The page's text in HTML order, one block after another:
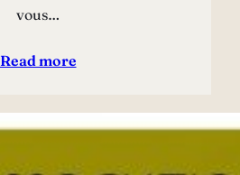
vous…
Read more